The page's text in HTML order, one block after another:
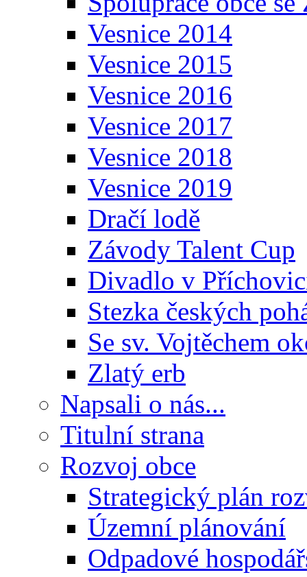
Vesnice 2014
Vesnice 2015
Vesnice 2016
Vesnice 2017
Vesnice 2018
Vesnice 2019
Dračí lodě
Závody Talent Cup
Divadlo v
Stezka českých
Se sv. Vojtěchem
Zlatý erb
Napsali o nás...
Titulní strana
Rozvoj obce
Strategický plán
Územní plánování
Odpadové